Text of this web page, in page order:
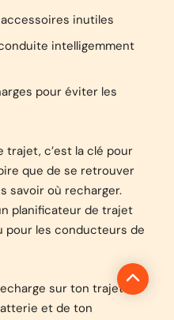
inutiles
intelligemment
pour éviter les
trajet, c’est la clé pour
que de se retrouver
savoir où recharger.
planificateur de trajet
pour les conducteurs de
sur ton trajet en
et de ton